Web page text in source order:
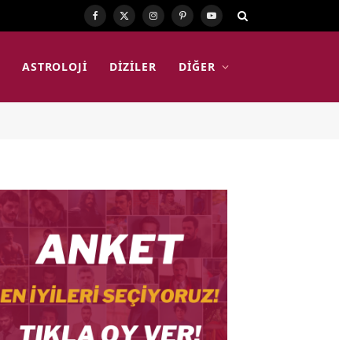
Facebook
X
Instagram
PinterestYouTube
ASTROLOJI DIZILER DIĞER